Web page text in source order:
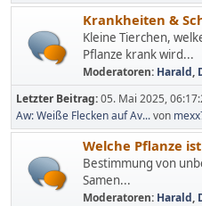
Krankheiten &
Kleine Tierchen,
Pflanze krank wird...
Moderatoren: Harald,
Letzter Beitrag:05. Mai 2025,
Aw: Weiße Flecken auf Av...von
Welche Pflanze
Bestimmung von
Samen...
Moderatoren: Harald,